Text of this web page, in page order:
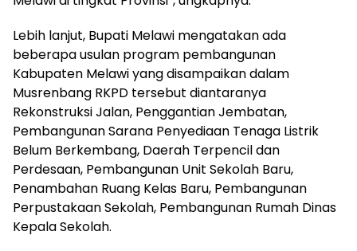
Lebih lanjut, Bupati Melawi mengatakan ada
beberapa usulan program pembangunan
Kabupaten Melawi yang disampaikan dalam
Musrenbang RKPD tersebut diantaranya
Rekonstruksi Jalan, Penggantian Jembatan,
Pembangunan Sarana Penyediaan Tenaga Listrik
Belum Berkembang, Daerah Terpencil dan
Perdesaan, Pembangunan Unit Sekolah Baru,
Penambahan Ruang Kelas Baru, Pembangunan
Perpustakaan Sekolah, Pembangunan Rumah Dinas
Kepala Sekolah.